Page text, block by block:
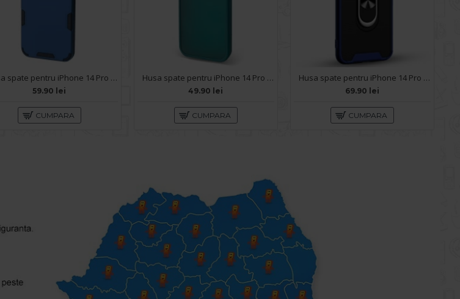
Husa spate pentru iPhone 14 Pro - Mantis Case Albastru / Negru
59.90 lei
CUMPARA
Husa spate pentru iPhone 14 Pro - Catwalk Case Verde
49.90 lei
CUMPARA
Husa spate pentru iPhone 14 Pro - Slide Case Albastru
69.90 lei
CUMPARA